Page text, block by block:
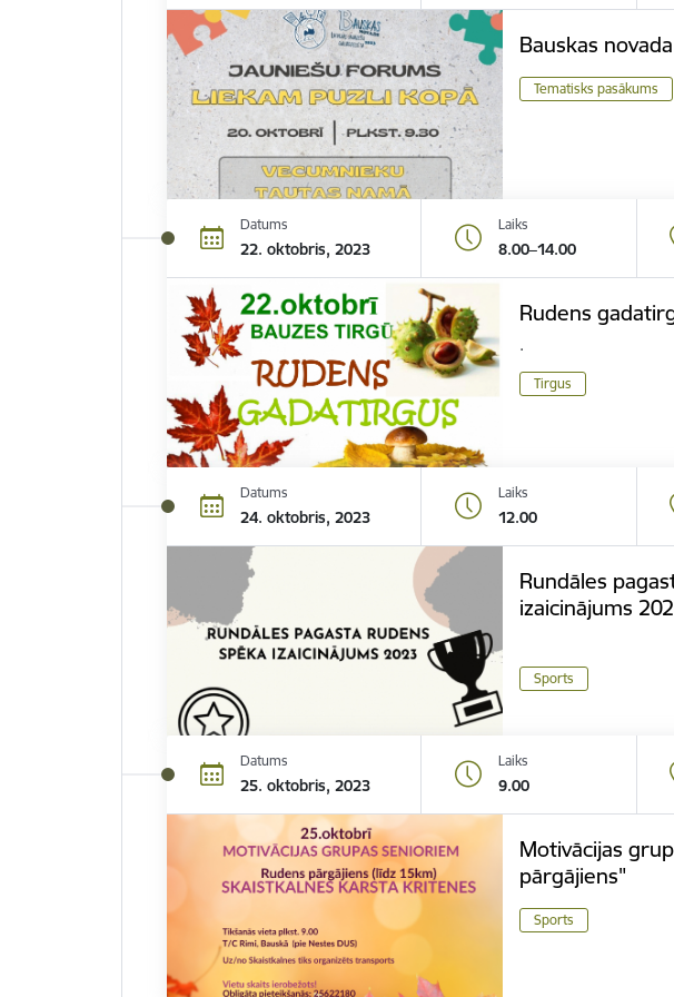
Bauskas
Tematisks pasākums
Datums
22. oktobris, 2023
Laiks
8.00–14.00
Rudens
.
Tirgus
Datums
24. oktobris, 2023
Laiks
12.00
Rundāles
izaicinājums
Sports
Datums
25. oktobris, 2023
Laiks
9.00
Motivācijas
pārgājiens"
Sports